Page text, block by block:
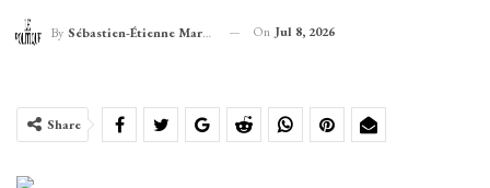
By Sébastien-Étienne Marechal On Jul 8, 2026
Share